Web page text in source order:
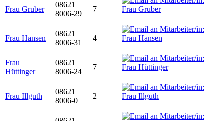
Frau Gruber
08621
8006-29
7
Frau Hansen
08621
8006-31
4
Frau
Hüttinger
08621
8006-24
7
Frau Illguth
08621
8006-0
2